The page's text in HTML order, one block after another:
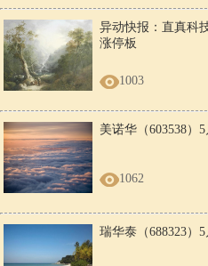
异动快报：直真科
涨停板
1003
美诺华（603538）
1062
瑞华泰（688323）